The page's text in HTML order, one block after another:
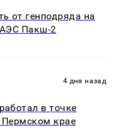
от генподряда на
АЭС Пакш-2
4 дня назад
в точке
крае